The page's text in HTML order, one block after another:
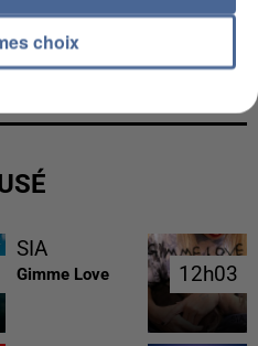
EMPORTÉE PAR UNE
SAVOIE
SIA
Gimme Love 12h03
12h03
choix